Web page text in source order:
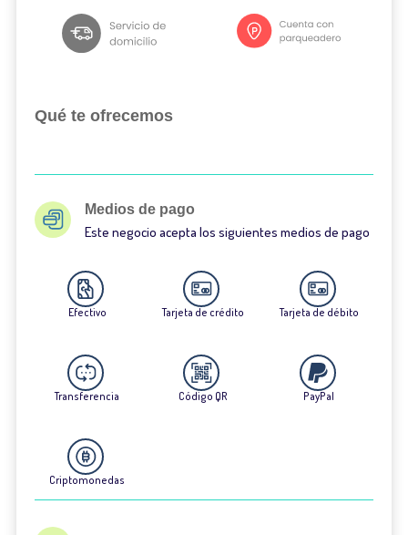
Qué te ofrecemos
Medios de pago
Este negocio acepta los siguientes medios de pago
Efectivo Tarjeta de crédito Tarjeta de débito
Transferencia Código QR PayPal
Criptomonedas